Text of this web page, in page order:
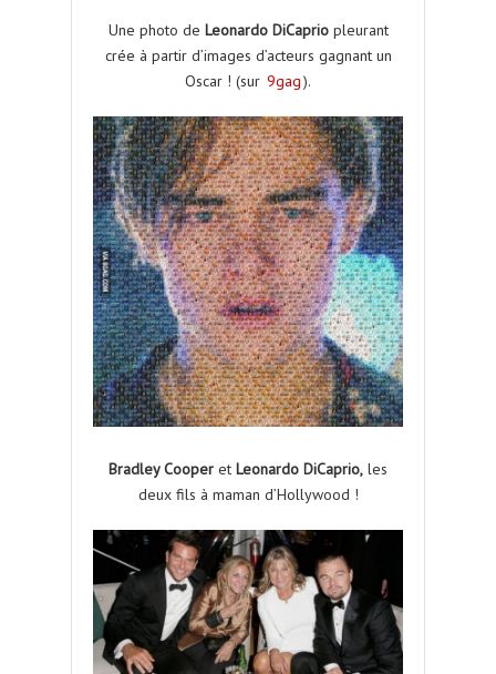
Une photo de Leonardo DiCapriopleurant
crée à partir d’images d’acteurs gagnant un
Oscar ! (sur 9gag).
Bradley Cooper et Leonardo DiCaprio, les
deux fils à maman d’Hollywood !